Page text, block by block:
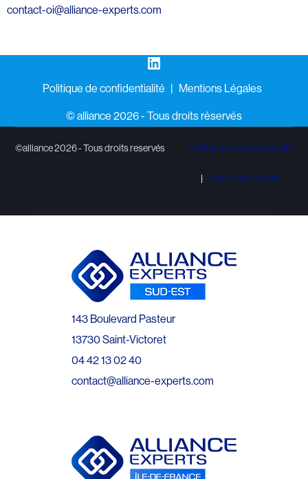
contact-oi@alliance-experts.com
LinkedIn
Politique de confidentialité Mentions Légales
©️ alliance 2026 - Tous droits réservés
©alliance 2026 - Tous droits reservés Politique de confidentialité
Mentions Légales
143 Boulevard Pasteur
13730 Saint-Victoret
04 42 13 02 40
contact@alliance-experts.com